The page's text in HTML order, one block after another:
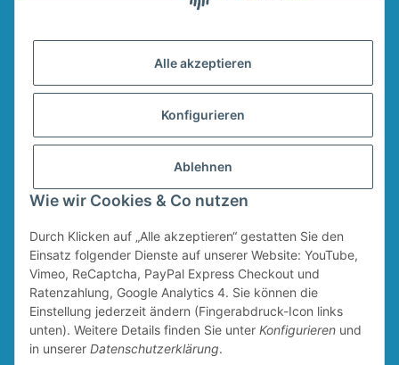
Alle akzeptieren
Konfigurieren
Ablehnen
Wie wir Cookies & Co nutzen
Durch Klicken auf „Alle akzeptieren“ gestatten Sie den
Einsatz folgender Dienste auf unserer Website: YouTube,
Vimeo, ReCaptcha, PayPal Express Checkout und
Ratenzahlung, Google Analytics 4. Sie können die
Einstellung jederzeit ändern (Fingerabdruck-Icon links
unten). Weitere Details finden Sie unter Konfigurieren und
in unserer Datenschutzerklärung.
Widerrufsrecht
AGB
Sitemap
Widerrufsformular
Vertrag widerrufen
* Alle Preise inkl. gesetzlicher USt., zzgl.Versand
Für den Versand von Ruten und Keschern wird ein Sperrgutzuschlag in Höhe
von 4,95 € erhoben. Dieser Zuschlag fällt unabhängig vom Warenwert an.